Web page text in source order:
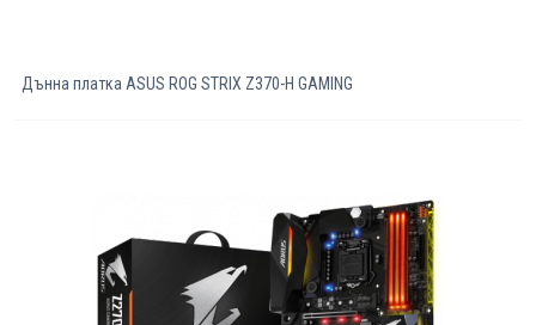
Дънна платка ASUS ROG STRIX Z370-H GAMING